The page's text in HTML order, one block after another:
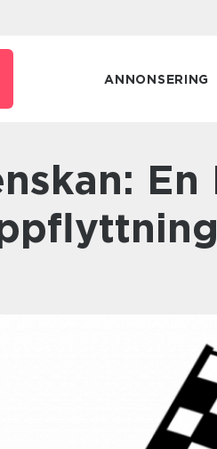
ANNONSERING